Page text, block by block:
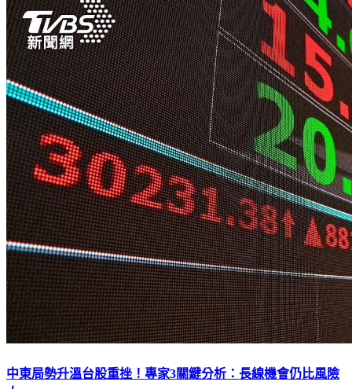
中東局勢升溫台股重挫！專家3關鍵分析：長線機會仍比風險